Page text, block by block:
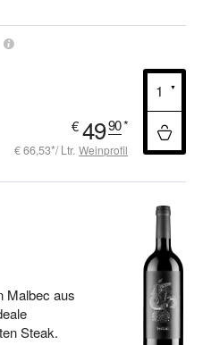
€ 4990*
€ 66,53*/ Ltr. Weinprofil
Malbec aus
Steak.